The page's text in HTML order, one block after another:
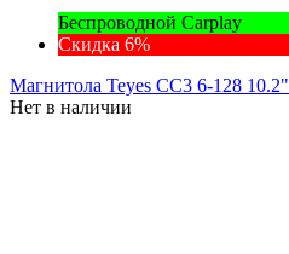
Беспроводной Carplay
Скидка 6%
Магнитола Teyes CC3 6-128 10.2"
Нет в наличии